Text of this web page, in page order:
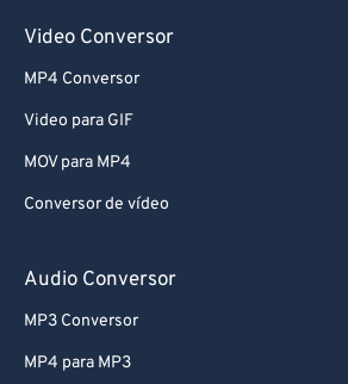
Video Conversor
MP4 Conversor
Video para GIF
MOV para MP4
Conversor de vídeo
Audio Conversor
MP3 Conversor
MP4 para MP3